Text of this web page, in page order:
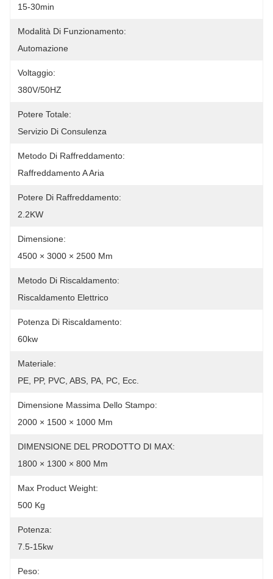
15-30min
Modalità Di Funzionamento:
Automazione
Voltaggio:
380V/50HZ
Potere Totale:
Servizio Di Consulenza
Metodo Di Raffreddamento:
Raffreddamento A Aria
Potere Di Raffreddamento:
2.2KW
Dimensione:
4500 × 3000 × 2500 Mm
Metodo Di Riscaldamento:
Riscaldamento Elettrico
Potenza Di Riscaldamento:
60kw
Materiale:
PE, PP, PVC, ABS, PA, PC, Ecc.
Dimensione Massima Dello Stampo:
2000 × 1500 × 1000 Mm
DIMENSIONE DEL PRODOTTO DI MAX:
1800 × 1300 × 800 Mm
Max Product Weight:
500 Kg
Potenza:
7.5-15kw
Peso: